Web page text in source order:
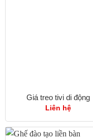
Giá treo tivi di động
Liên hệ